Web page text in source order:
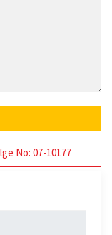
No: 07-10177